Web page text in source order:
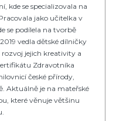
kde se specializovala na
jako učitelka v
se podílela na tvorbě
vedla dětské dílničky
jejich kreativity a
Zdravotníka
české přírody,
Aktuálně je na mateřské
které věnuje většinu